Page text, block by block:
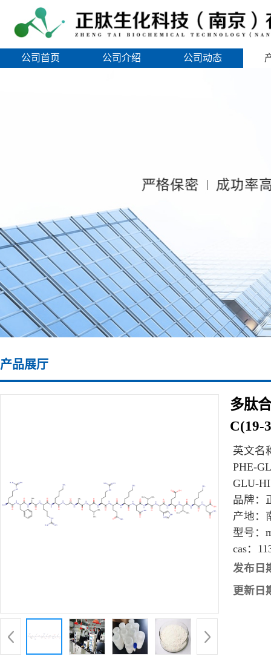
公司首页 公司介绍 公司动态
产品展厅
多肽
C(19-
英文名
PHE-
GLU-
品牌：
产地：
型号：
cas：
发布日
更新日